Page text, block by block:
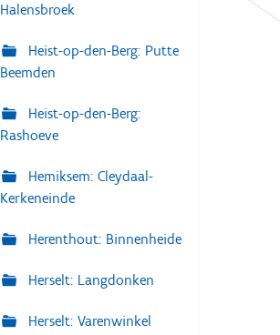
Halensbroek
Heist-op-den-Berg: Putte
Beemden
Heist-op-den-Berg:
Rashoeve
Hemiksem: Cleydaal-
Kerkeneinde
Herenthout: Binnenheide
Herselt: Langdonken
Herselt: Varenwinkel